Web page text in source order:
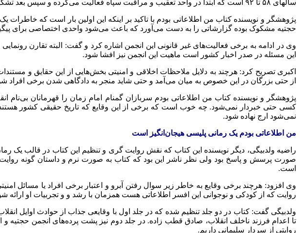
سالهای
پژوهشگر و نویسنده کتاب من اطلاعاتی بودم با تاکید بر اینکه این اولین بار است که
حجتیه مشکوک بوده گزارشاتی را به دست می‌آورد که باعث می‌شود واحدی اختصاصی برای
وی در ادامه به برخی فعالیت‌های غیر قانونی این انجمن اشاره کرد و گفت: البته تقارن
این مسئله در صدر اخبار کشور است ماهیت این انجمن نیز افشا شود.
اکبری تصریح کرد: هرچند به دلایل ملاحظات اخلاقی و امنیتی بخش‌هایی از این حقایق و
از حتی بزرگان در این خصوص به میان می‌آمد و حتی شاید منجر به دادگاهی شدن برخی افراد
پژوهشگر و نویسنده کتاب من اطلاعاتی بودم سربازان گمنام امام زمان را قهرمانان
کسی حتی خبردار نمی‌شود. چه خوب است که برخی از این وقایع که تاریخ حقیقی کشور
نمی‌شود ارج نهاده شود.
من اطلاعاتی بودم یک رمانی پلیسی هیجان‌انگیز است
راضیه ولدبیگی، دیگر نویسنده این کتاب که نقش روایتگری و تنظیم این کتاب در قالب یک
صورت پرسش و پاسخ بود ولی نظر ناشر این بود که کتاب به صورت نرم و داستان گونه
است.
وی افزود: هرچند برخی وقایع به خاطر زیر سوال رفتن آبرو و اعتبار برخی افراد یا مسائل
روایت که از کودکی و نوجوانی این افسر اطلاعاتی هست همزمان با رشد و و تجربیات او ارائه
ولدبیگی گفت: کتاب در دو جلد تنظیم شده که در جلد اول با وقایعی جذاب از حوادث اوایل
تا اعدام فرزند ناخلف انقلاب، صادق قطب زاده. در جلد دوم نیز پشت پرده‌های انجمن حجتیه و
روایتی از سردار سلیمانی داریم.